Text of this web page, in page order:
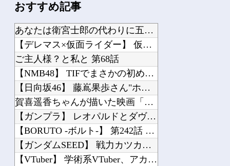
おすすめ記事
あなたは衛宮士郎の代わりに五次に挑むようです 第411話
【デレマス×仮面ライダー】 仮面ライダーバロンＰ第１話「始まりの巫女」
ご主人様？と私と 第68話
【NMB48】 TIFでまさかの初めてのオール無し
【日向坂46】 藤嶌果歩さん"ホンモノ"感が凄い・・・
賀喜遥香ちゃんが描いた映画「アンパンマン」のイラストが上手すぎる！！！【乃木坂4...
【ガンプラ】 レオパルドとダヴィンチって通してるとこ全然ないんだな…
【BORUTO -ボルト-】 第242話 感想 何だこのやっかいな弓使い！？
【ガンダムSEED】 戦力カツカツな序盤ってガンダムの中だと割と珍しい気がする
【VTuber】 学術系VTuber、アカデミア関係者らに「V名義の活動を本人の...